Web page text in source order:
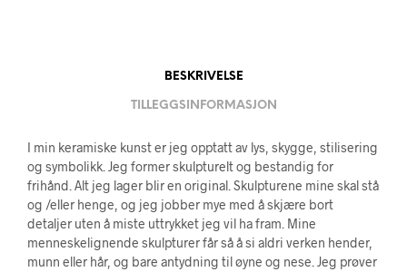
BESKRIVELSE
TILLEGGSINFORMASJON
I min keramiske kunst er jeg opptatt av lys, skygge, stilisering
og symbolikk. Jeg former skulpturelt og bestandig for
frihånd. Alt jeg lager blir en original. Skulpturene mine skal stå
og /eller henge, og jeg jobber mye med å skjære bort
detaljer uten å miste uttrykket jeg vil ha fram. Mine
menneskelignende skulpturer får så å si aldri verken hender,
munn eller hår, og bare antydning til øyne og nese. Jeg prøver